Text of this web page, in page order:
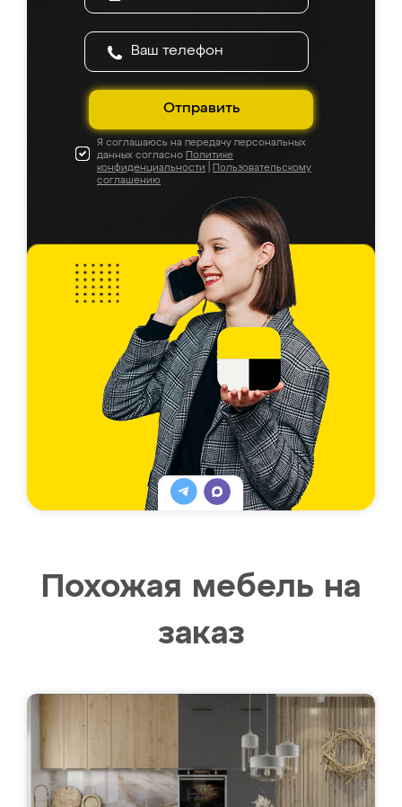
Отправить
Я соглашаюсь на передачу персональных
данных согласно Политике
конфиденциальности
Пользовательскому
соглашению
Похожая мебель на
заказ